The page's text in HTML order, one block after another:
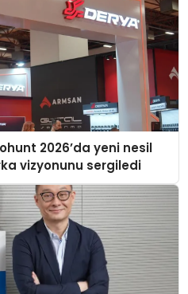
2026’da yeni nesil
vizyonunu sergiledi